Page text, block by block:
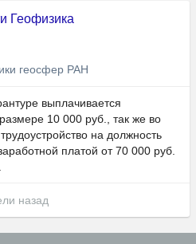
Геофизика
геосфер РАН
выплачивается
10 000 руб., так же во
на должность
платой от 70 000 руб.
назад